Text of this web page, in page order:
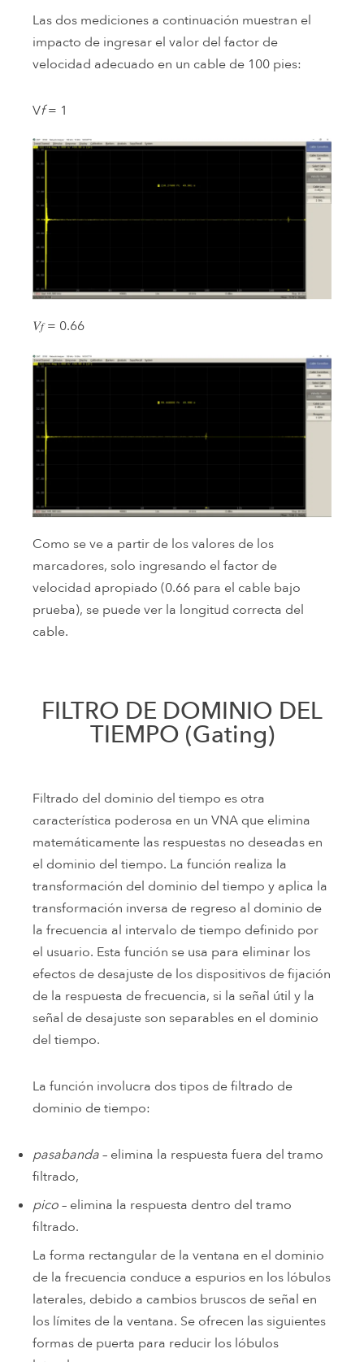
Las dos mediciones a continuación muestran el
impacto de ingresar el valor del factor de
velocidad adecuado en un cable de 100 pies:
Vf= 1
𝑉𝑓= 0.66
Como se ve a partir de los valores de los
marcadores, solo ingresando el factor de
velocidad apropiado (0.66 para el cable bajo
prueba), se puede ver la longitud correcta del
cable.
FILTRO DE DOMINIO DEL
TIEMPO (Gating)
Filtrado del dominio del tiempo es otra
característica poderosa en un VNA que elimina
matemáticamente las respuestas no deseadas en
el dominio del tiempo. La función realiza la
transformación del dominio del tiempo y aplica la
transformación inversa de regreso al dominio de
la frecuencia al intervalo de tiempo definido por
el usuario. Esta función se usa para eliminar los
efectos de desajuste de los dispositivos de fijación
de la respuesta de frecuencia, si la señal útil y la
señal de desajuste son separables en el dominio
del tiempo.
La función involucra dos tipos de filtrado de
dominio de tiempo:
pasabanda– elimina la respuesta fuera del tramo
filtrado,
pico– elimina la respuesta dentro del tramo
filtrado.
La forma rectangular de la ventana en el dominio
de la frecuencia conduce a espurios en los lóbulos
laterales, debido a cambios bruscos de señal en
los límites de la ventana. Se ofrecen las siguientes
formas de puerta para reducir los lóbulos